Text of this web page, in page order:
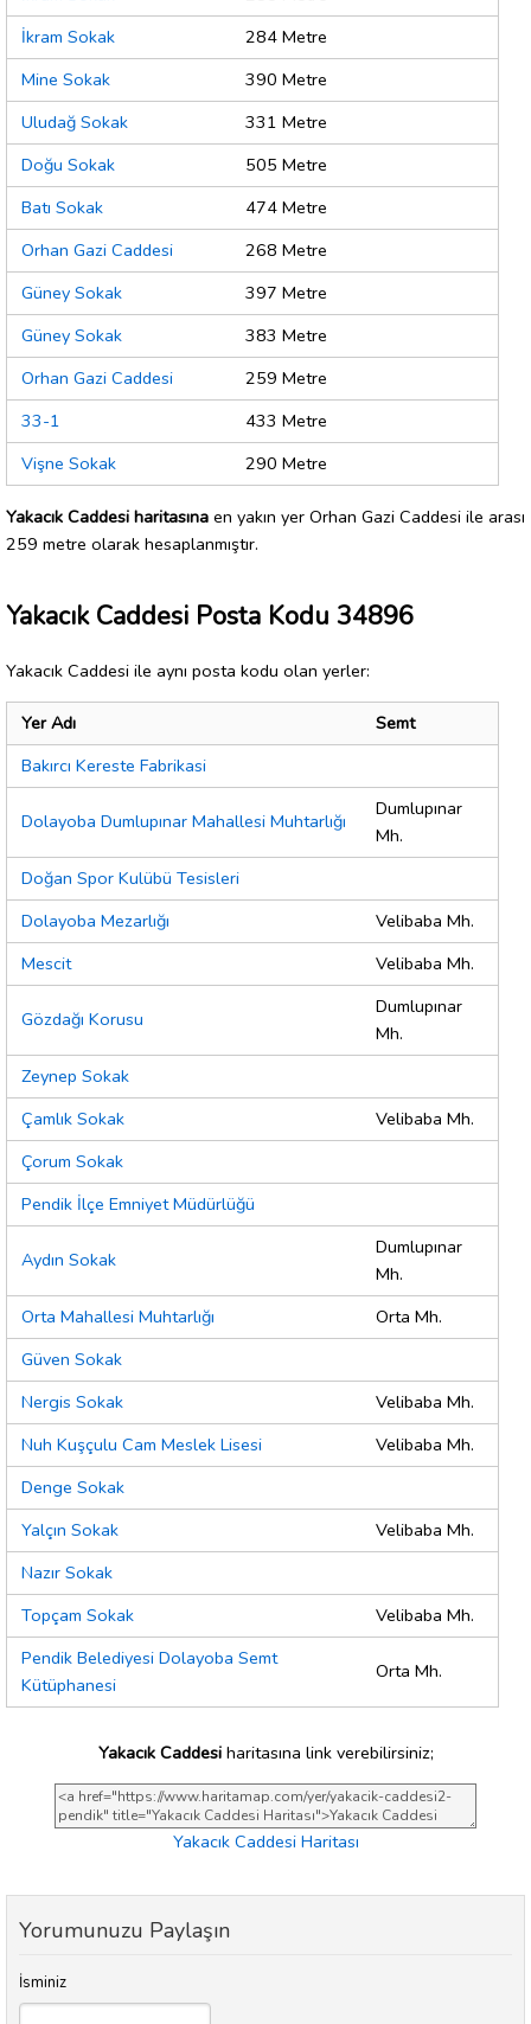
İkram Sokak
284 Metre
Mine Sokak
390 Metre
Uludağ Sokak
331 Metre
Doğu Sokak
505 Metre
Batı Sokak
474 Metre
Orhan Gazi Caddesi
268 Metre
Güney Sokak
397 Metre
Güney Sokak
383 Metre
Orhan Gazi Caddesi
259 Metre
33-1
433 Metre
Vişne Sokak
290 Metre
Yakacık Caddesi haritasına en yakın yer Orhan Gazi Caddesi ile arası
259 metre olarak hesaplanmıştır.
Yakacık Caddesi Posta Kodu 34896
Yakacık Caddesi ile aynı posta kodu olan yerler:
Yer Adı
Semt
Bakırcı Kereste Fabrikasi
Dolayoba Dumlupınar Mahallesi Muhtarlığı
Dumlupınar
Mh.
Doğan Spor Kulübü Tesisleri
Dolayoba Mezarlığı
Velibaba Mh.
Mescit
Velibaba Mh.
Gözdağı Korusu
Dumlupınar
Mh.
Zeynep Sokak
Çamlık Sokak
Velibaba Mh.
Çorum Sokak
Pendik İlçe Emniyet Müdürlüğü
Aydın Sokak
Dumlupınar
Mh.
Orta Mahallesi Muhtarlığı
Orta Mh.
Güven Sokak
Nergis Sokak
Velibaba Mh.
Nuh Kuşçulu Cam Meslek Lisesi
Velibaba Mh.
Denge Sokak
Yalçın Sokak
Velibaba Mh.
Nazır Sokak
Topçam Sokak
Velibaba Mh.
Pendik Belediyesi Dolayoba Semt
Kütüphanesi
Orta Mh.
Yakacık Caddesiharitasına link verebilirsiniz;
Yakacık Caddesi Haritası
Yorumunuzu Paylaşın
İsminiz